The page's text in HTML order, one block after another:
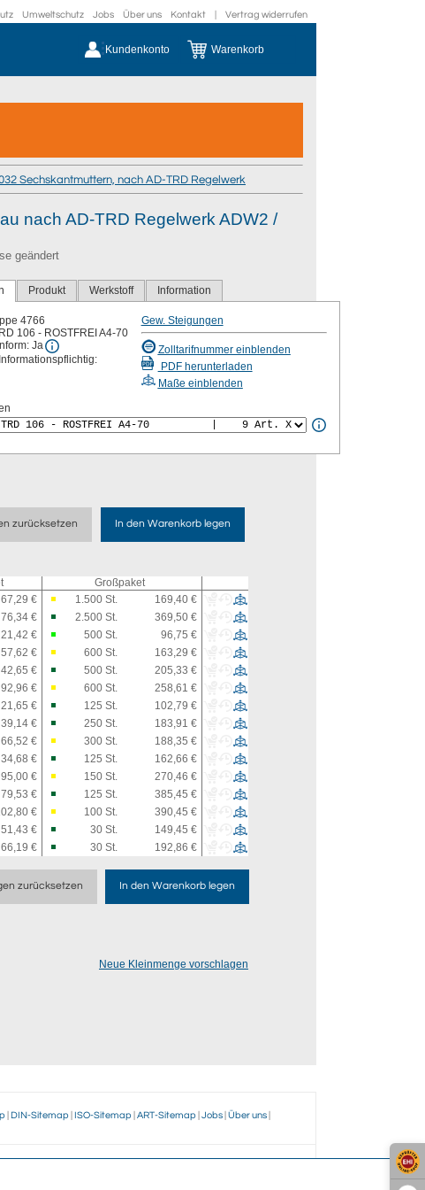
Umweltschutz Jobs Über uns Kontakt Vertrag widerrufen
Kundenkonto Warenkorb
Sechskantmuttern, nach AD-TRD Regelwerk
nach AD-TRD Regelwerk ADW2 /
geändert
Produkt Werkstoff Information
4766
106 - ROSTFREI A4-70
Ja
Gew. Steigungen
Zolltarifnummer einblenden
PDF herunterladen
Maße einblenden
zurücksetzen In den Warenkorb legen
Großpaket
67,29 € 1.500 St.
169,40 €
76,34 € 2.500 St.
369,50 €
21,42 € 500 St.
96,75 €
57,62 € 600 St.
163,29 €
42,65 € 500 St.
205,33 €
92,96 € 600 St.
258,61 €
21,65 € 125 St.
102,79 €
39,14 € 250 St.
183,91 €
66,52 € 300 St.
188,35 €
34,68 € 125 St.
162,66 €
95,00 € 150 St.
270,46 €
79,53 € 125 St.
385,45 €
€ 100 St.
390,45 €
51,43 € 30 St.
149,45 €
66,19 € 30 St. 192,86 €
zurücksetzen In den Warenkorb legen
Neue Kleinmenge vorschlagen
DIN-Sitemap ISO-Sitemap ART-Sitemap Jobs Über uns